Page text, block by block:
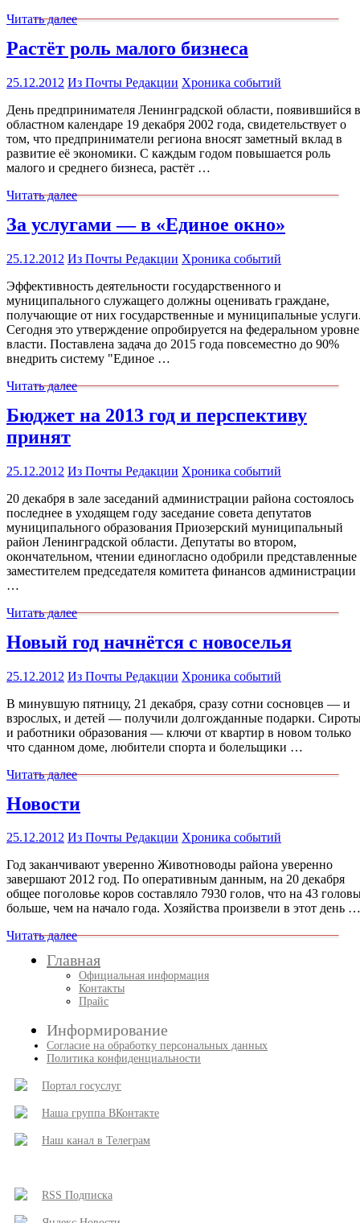
Читать далее
Растёт роль малого бизнеса
25.12.2012 Из Почты Редакции Хроника событий
День предпринимателя Ленинградской области, появившийся в
областном календаре 19 декабря 2002 года, свидетельствует о
том, что предприниматели региона вносят заметный вклад в
развитие её экономики. С каждым годом повышается роль
малого и среднего бизнеса, растёт …
Читать далее
За услугами — в «Единое окно»
25.12.2012 Из Почты Редакции Хроника событий
Эффективность деятельности государственного и
муниципального служащего должны оценивать граждане,
получающие от них государственные и муниципальные
Сегодня это утверждение опробируется на федеральном уровне
власти. Поставлена задача до 2015 года повсеместно до 90%
внедрить систему "Единое …
Читать далее
Бюджет на 2013 год и перспективу
принят
25.12.2012 Из Почты Редакции Хроника событий
20 декабря в зале заседаний администрации района состоялось
последнее в уходящем году заседание совета депутатов
муниципального образования Приозерский муниципальный
район Ленинградской области. Депутаты во втором,
окончательном, чтении единогласно одобрили представленные
заместителем председателя комитета финансов администрации
…
Читать далее
Новый год начнётся с новоселья
25.12.2012 Из Почты Редакции Хроника событий
В минувшую пятницу, 21 декабря, сразу сотни сосновцев — и
взрослых, и детей — получили долгожданные подарки.
и работники образования — ключи от квартир в новом только
что сданном доме, любители спорта и болельщики …
Читать далее
Новости
25.12.2012 Из Почты Редакции Хроника событий
Год заканчивают уверенно Животноводы района уверенно
завершают 2012 год. По оперативным данным, на 20 декабря
общее поголовье коров составляло 7930 голов, что на 43
больше, чем на начало года. Хозяйства произвели в этот день …
Читать далее
Главная
Официальная информация
Контакты
Прайс
Информирование
Согласие на обработку персональных данных
Политика конфиденциальности
Портал госуслуг
Наша группа ВКонтакте
Наш канал в Телеграм
RSS Подписка